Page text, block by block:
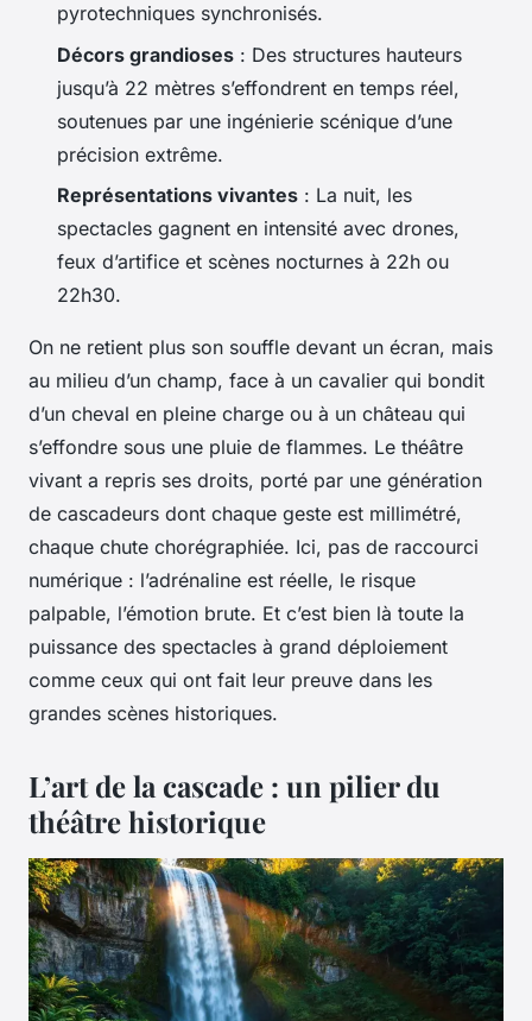
pyrotechniques synchronisés.
Décors grandioses : Des structures hauteurs
jusqu’à 22 mètres s’effondrent en temps réel,
soutenues par une ingénierie scénique d’une
précision extrême.
Représentations vivantes : La nuit, les
spectacles gagnent en intensité avec drones,
feux d’artifice et scènes nocturnes à 22h ou
22h30.
On ne retient plus son souffle devant un écran, mais
au milieu d’un champ, face à un cavalier qui bondit
d’un cheval en pleine charge ou à un château qui
s’effondre sous une pluie de flammes. Le théâtre
vivant a repris ses droits, porté par une génération
de cascadeurs dont chaque geste est millimétré,
chaque chute chorégraphiée. Ici, pas de raccourci
numérique : l’adrénaline est réelle, le risque
palpable, l’émotion brute. Et c’est bien là toute la
puissance des spectacles à grand déploiement
comme ceux qui ont fait leur preuve dans les
grandes scènes historiques.
L’art de la cascade : un pilier du
théâtre historique